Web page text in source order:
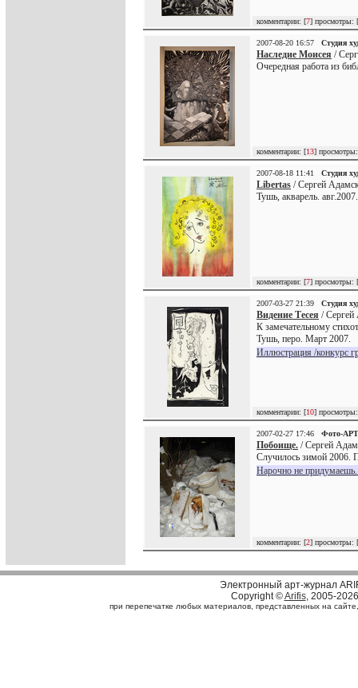
комментарии: [7] просмотры: [
2007-08-20 16:57 Студия
Наследие Моисея /
Очередная работа из
комментарии: [13]
2007-08-18 11:41 Студия
Libertas / Сергей
Тушь, акварель. авг.2007.
комментарии: [7] просмотры: [
2007-03-27 21:39 Студия
Видение Тесея / Сергей
К замечательному
Тушь, перо. Март 2007.
Иллюстрация /конкурс
комментарии: [10]
2007-02-27 17:46 Фото-АРТ
Побоище. / Сергей
Случилось зимой 2006.
Нарочно не
комментарии: [2] просмотры: [
Электронный арт-журнал
Copyright ©Arifis, 2005-2026
при перепечатке любых материалов, представленных на